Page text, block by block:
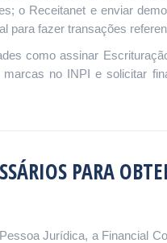
o Receitanet e enviar
para fazer transações
como assinar
no INPI e solicitar
PARA
Jurídica, a Financial